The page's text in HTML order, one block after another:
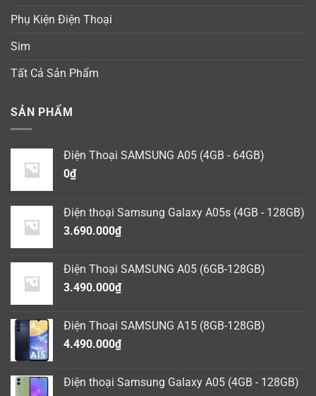
Phụ Kiện Điện Thoại
Sim
Tất Cả Sản Phẩm
SẢN PHẨM
Điện Thoại SAMSUNG A05 (4GB - 64GB)
0₫
Điện thoại Samsung Galaxy A05s (4GB - 128GB)
3.690.000₫
Điện Thoại SAMSUNG A05 (6GB-128GB)
3.490.000₫
Điện Thoại SAMSUNG A15 (8GB-128GB)
4.490.000₫
Điện thoại Samsung Galaxy A05 (4GB - 128GB)